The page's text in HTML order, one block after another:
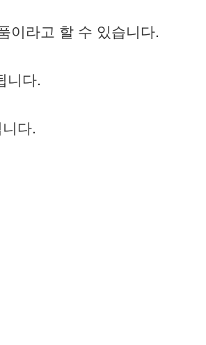
이라고 할 수 있습니다.
니다.
다.